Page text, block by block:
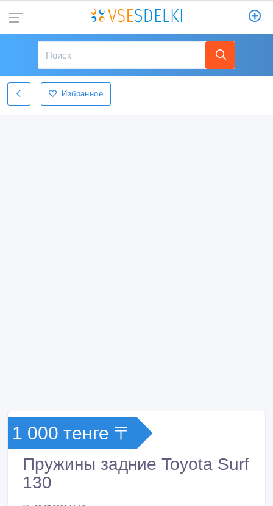
Избранное
1 000 тенге 〒
Пружины задние Toyota Surf
130